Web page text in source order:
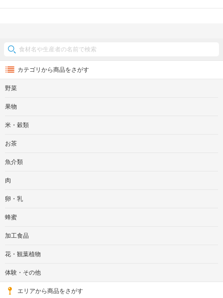
カテゴリから商品をさがす
野菜
果物
米・穀類
お茶
魚介類
肉
卵・乳
蜂蜜
加工食品
花・観葉植物
体験・その他
エリアから商品をさがす